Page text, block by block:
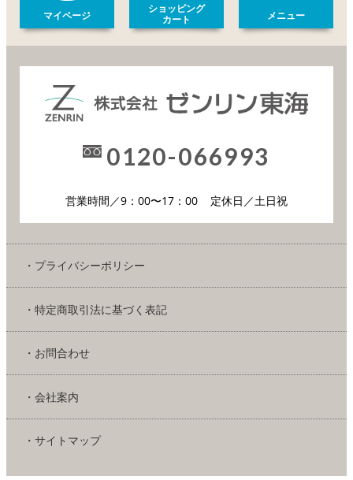
マイページ
ショッピング
カート
メニュー
0120-066993
営業時間／9：00〜17：00 定休日／土日祝
・プライバシーポリシー
・特定商取引法に基づく表記
・お問合わせ
・会社案内
・サイトマップ